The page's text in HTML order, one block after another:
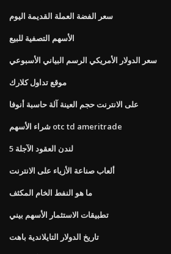
سعر الفضة العملة القديمة اليوم
الأسهم التصفية للبيع
سعر الدولار الأمريكي الرسم البياني الأسبوعي
موقع تداول كلارك
على الانترنت حجم العينة آلة حاسبة أنوفا
شراء الأسهم otc td ameritrade
لندن العقود الآجلة 5
ألعاب صناعة الأزياء على الانترنت
ما هو النفط الخام المكثف
تطبيقات الاستثمار الأسهم بيني
تاريخ الدولار التايلاندية باهت